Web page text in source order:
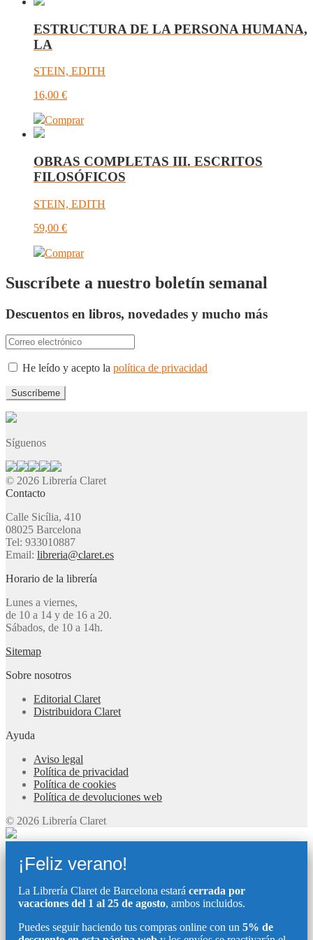
ESTRUCTURA DE LA PERSONA HUMANA,
LA
STEIN, EDITH
16,00 €
Comprar
OBRAS COMPLETAS III. ESCRITOS
FILOSÓFICOS
STEIN, EDITH
59,00 €
Comprar
Suscríbete a nuestro boletín semanal
Descuentos en libros, novedades y mucho más
He leído y acepto la política de privacidad
Síguenos
© 2026 Librería Claret
Contacto
Calle Sicília, 410
08025 Barcelona
Tel: 933010887
Email: libreria@claret.es
Horario de la librería
Lunes a viernes,
de 10 a 14 y de 16 a 20.
Sábados, de 10 a 14h.
Sitemap
Sobre nosotros
Editorial Claret
Distribuidora Claret
Ayuda
Aviso legal
Política de privacidad
Política de cookies
Política de devoluciones web
© 2026 Librería Claret
¡Feliz verano!
La Librería Claret de Barcelona estará cerrada por
vacaciones del 1 al 25 de agosto, ambos incluidos.
Puedes seguir haciendo tus compras online con un 5% de